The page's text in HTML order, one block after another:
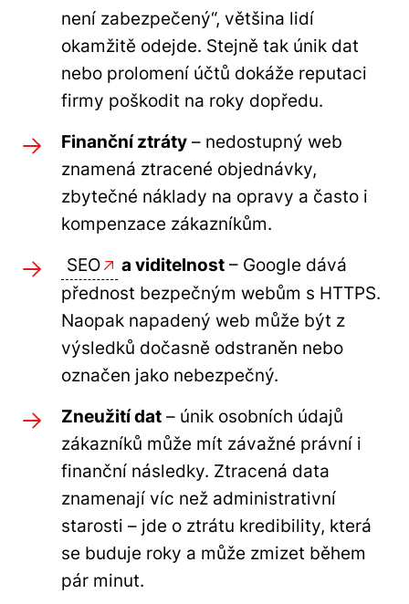
není zabezpečený“, většina lidí
okamžitě odejde. Stejně tak únik dat
nebo prolomení účtů dokáže reputaci
firmy poškodit na roky dopředu.
Finanční ztráty – nedostupný web
znamená ztracené objednávky,
zbytečné náklady na opravy a často i
kompenzace zákazníkům.
SEO
a viditelnost – Google dává
přednost bezpečným webům s HTTPS.
Naopak napadený web může být z
výsledků dočasně odstraněn nebo
označen jako nebezpečný.
Zneužití dat – únik osobních údajů
zákazníků může mít závažné právní i
finanční následky. Ztracená data
znamenají víc než administrativní
starosti – jde o ztrátu kredibility, která
se buduje roky a může zmizet během
pár minut.